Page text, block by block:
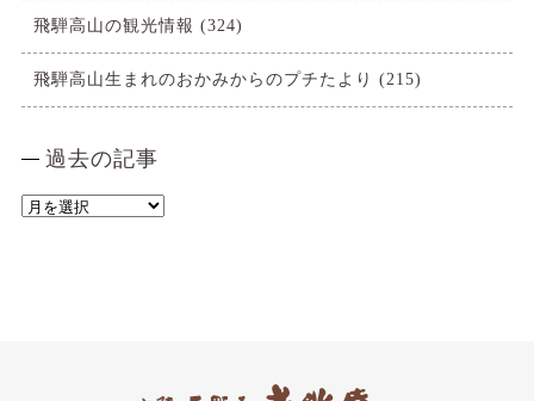
飛騨高山の観光情報 (324)
飛騨高山生まれのおかみからのプチたより (215)
過去の記事
過